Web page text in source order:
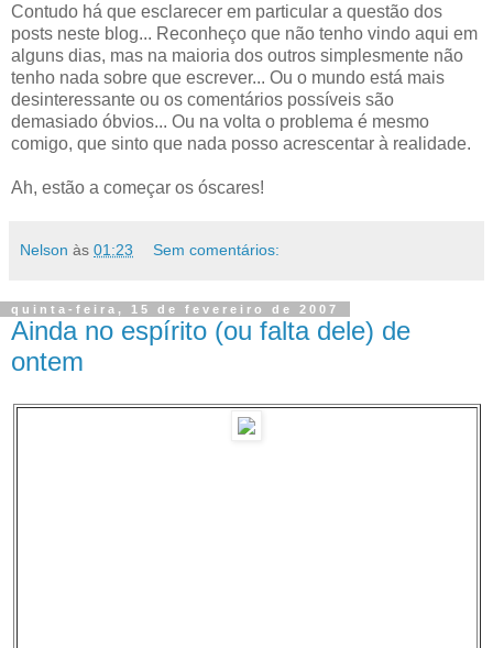
Contudo há que esclarecer em particular a questão dos
posts neste blog... Reconheço que não tenho vindo aqui em
alguns dias, mas na maioria dos outros simplesmente não
tenho nada sobre que escrever... Ou o mundo está mais
desinteressante ou os comentários possíveis são
demasiado óbvios... Ou na volta o problema é mesmo
comigo, que sinto que nada posso acrescentar à realidade.
Ah, estão a começar os óscares!
Nelson às 01:23 Sem comentários:
quinta-feira, 15 de fevereiro de 2007
Ainda no espírito (ou falta dele) de
ontem